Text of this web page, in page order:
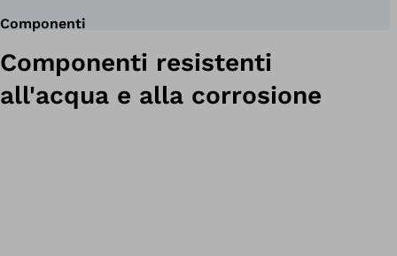
Componenti
Componenti resistenti
all'acqua e alla corrosione